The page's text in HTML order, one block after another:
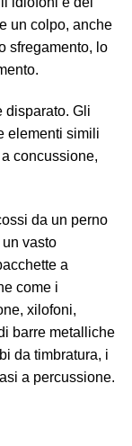
un colpo, anche
sfregamento, lo
disparato. Gli
elementi simili
concussione,
da un perno
vasto
a
come i
xilofoni,
barre metalliche
da timbratura, i
a percussione.